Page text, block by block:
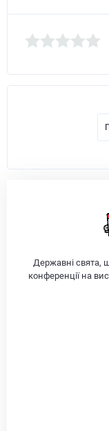
Державні свята,
конференції на